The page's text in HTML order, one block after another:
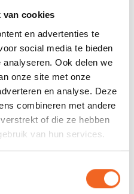
van cookies
en advertenties te
social media te bieden
Ook delen we
onze site met onze
en analyse. Deze
combineren met andere
of die ze hebben
van hun services.